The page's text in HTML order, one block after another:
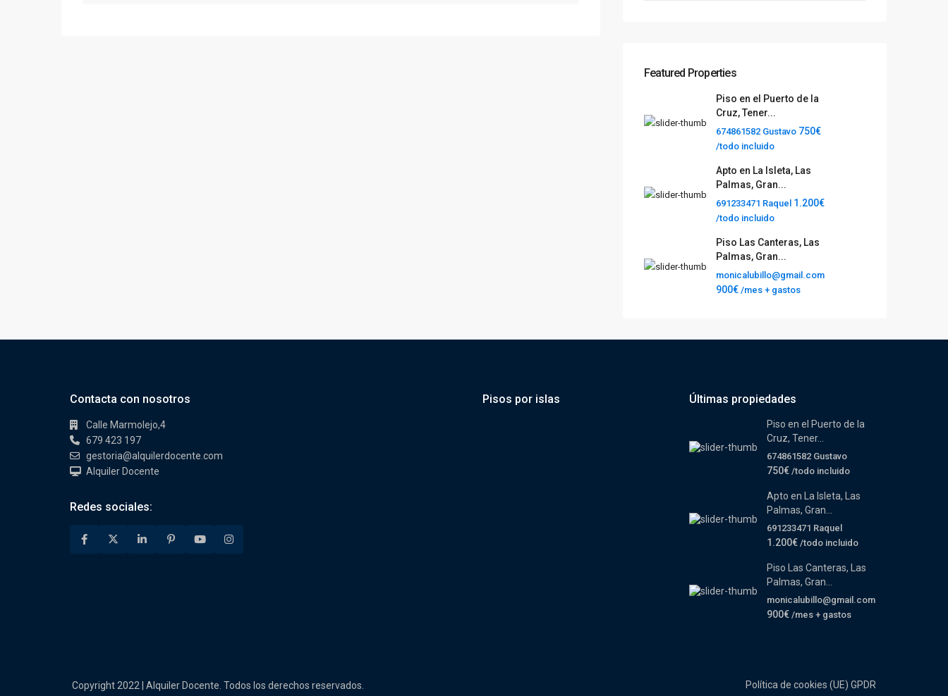
Featured Properties
Piso en el Puerto de la
Cruz, Tener...
674861582 Gustavo 750€
/todo incluido
Apto en La Isleta, Las
Palmas, Gran...
691233471 Raquel 1.200€
/todo incluido
Piso Las Canteras, Las
Palmas, Gran...
monicalubillo@gmail.com
900€ /mes + gastos
Contacta con nosotros
Calle Marmolejo,4
679 423 197
gestoria@alquilerdocente.com
Alquiler Docente
Redes sociales:
Pisos por islas Últimas propiedades
Piso en el Puerto de la
Cruz, Tener...
674861582 Gustavo
750€ /todo incluido
Apto en La Isleta, Las
Palmas, Gran...
691233471 Raquel
1.200€ /todo incluido
Piso Las Canteras, Las
Palmas, Gran...
monicalubillo@gmail.com
900€ /mes + gastos
Copyright 2022 | Alquiler Docente. Todos los derechos reservados. Política de cookies (UE) GPDR